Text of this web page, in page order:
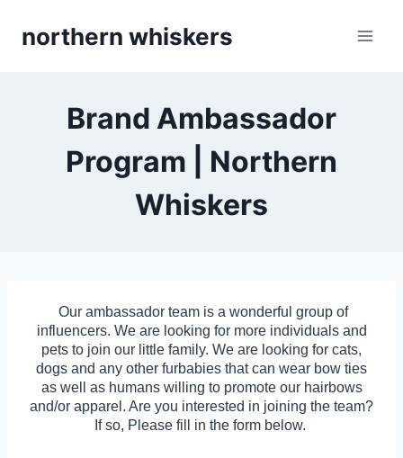
northern whiskers
Brand Ambassador
Program | Northern
Whiskers
Our ambassador team is a wonderful group of
influencers. We are looking for more individuals and
pets to join our little family. We are looking for cats,
dogs and any other furbabies that can wear bow ties
as well as humans willing to promote our hairbows
and/or apparel. Are you interested in joining the team?
If so, Please fill in the form below.